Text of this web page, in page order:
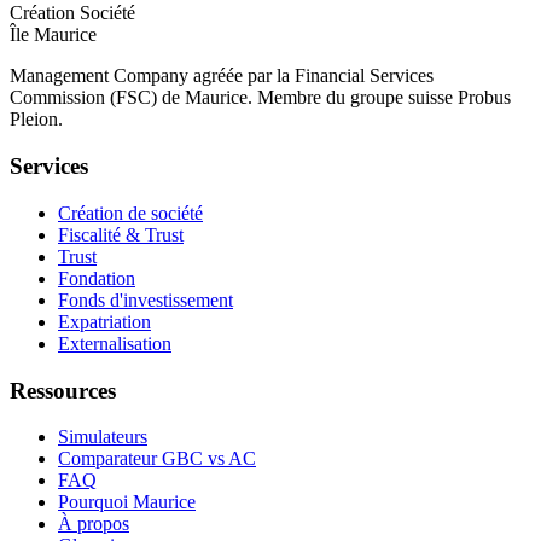
Création Société
Île Maurice
Management Company agréée par la Financial Services
Commission (FSC) de Maurice. Membre du groupe suisse Probus
Pleion.
Services
Création de société
Fiscalité & Trust
Trust
Fondation
Fonds d'investissement
Expatriation
Externalisation
Ressources
Simulateurs
Comparateur GBC vs AC
FAQ
Pourquoi Maurice
À propos